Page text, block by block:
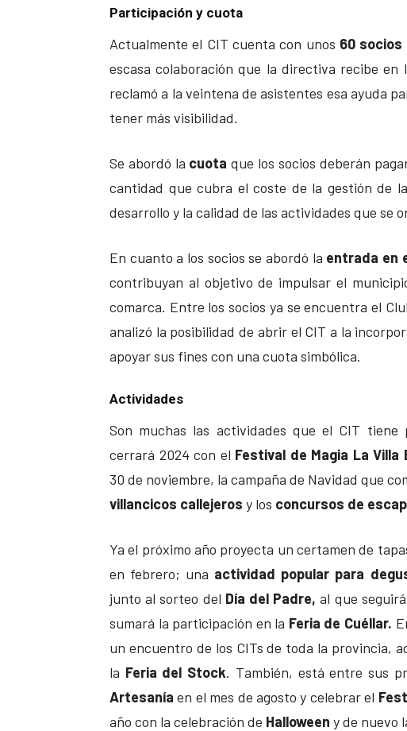
Participación y cuota
Actualmente el CIT cuenta con unos 60 socios
escasa colaboración que la directiva recibe en
reclamó a la veintena de asistentes esa ayuda
tener más visibilidad.
Se abordó la cuota que los socios deberán
cantidad que cubra el coste de la gestión de
desarrollo y la calidad de las actividades que se
En cuanto a los socios se abordó la entrada en
contribuyan al objetivo de impulsar el
comarca. Entre los socios ya se encuentra el
analizó la posibilidad de abrir el CIT a la
apoyar sus fines con una cuota simbólica.
Actividades
Son muchas las actividades que el CIT
cerrará 2024 con el Festival de Magia La Villa
30 de noviembre, la campaña de Navidad que
villancicos callejeros y los concursos de
Ya el próximo año proyecta un certamen de
en febrero; una actividad popular para
junto al sorteo del Día del Padre, al que
sumará la participación en la Feria de Cuéllar.
un encuentro de los CITs de toda la provincia,
la Feria del Stock. También, está entre sus
Artesanía en el mes de agosto y celebrar el
año con la celebración de Halloween y de nuevo